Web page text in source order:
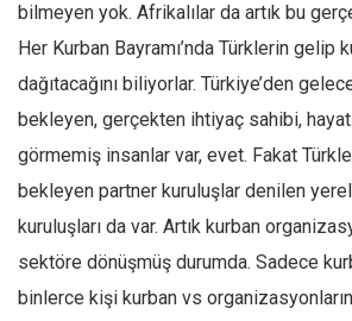
bilmeyen yok. Afrikalılar da artık bu
Her Kurban Bayramı’nda Türklerin gelip
dağıtacağını biliyorlar. Türkiye’den
bekleyen, gerçekten ihtiyaç sahibi,
görmemiş insanlar var, evet. Fakat
bekleyen partner kuruluşlar denilen
kuruluşları da var. Artık kurban
sektöre dönüşmüş durumda. Sadece
binlerce kişi kurban vs